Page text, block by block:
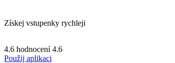
Získej vstupenky rychleji
4.6 hodnocení 4.6
Použij aplikaci